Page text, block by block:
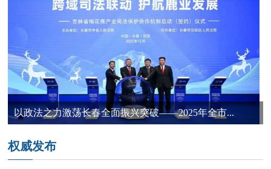
以政法之力激荡长春全面振兴突破——2025年全市...
权威发布